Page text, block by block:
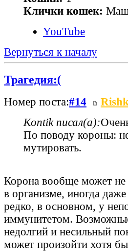
Клички кошек:
YouTube
Вернуться к началу
Трагедия:(
Номер поста:#14
Kontik писал(а):
По поводу короны:
мутировать.
Корона вообще может не
в организме, иногда
редко, в основном, у
иммунитетом.
недолгий и несильный
может произойти хотя